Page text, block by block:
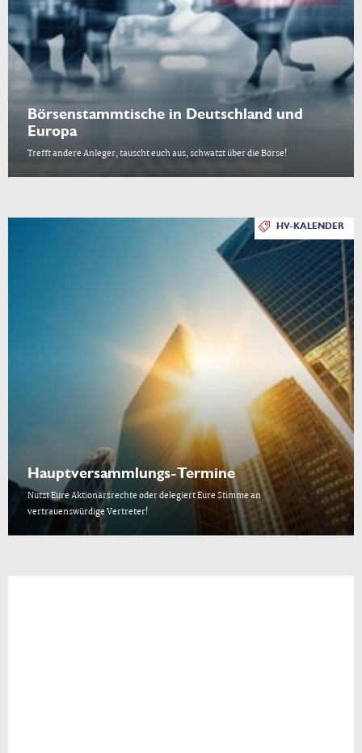
Börsenstammtische in Deutschland und
Europa
Trefft andere Anleger, tauscht euch aus, schwatzt über die Börse!
HV-KALENDER
Hauptversammlungs-Termine
Nutzt Eure Aktionärsrechte oder delegiert Eure Stimme an
vertrauenswürdige Vertreter!